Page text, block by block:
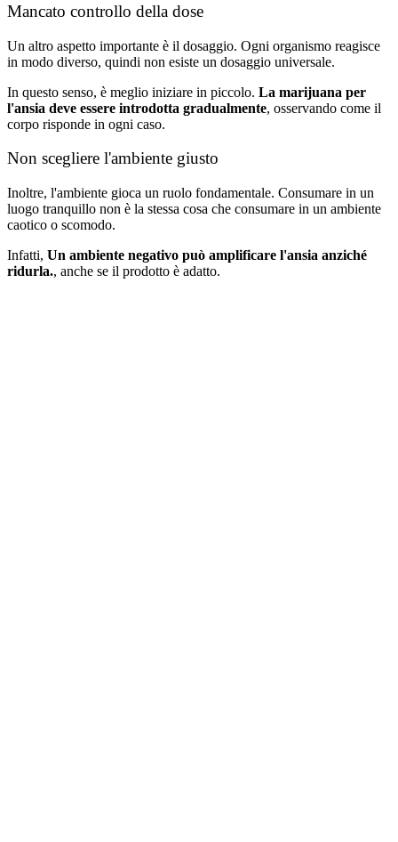
Mancato controllo della dose
Un altro aspetto importante è il dosaggio. Ogni organismo reagisce
in modo diverso, quindi non esiste un dosaggio universale.
In questo senso, è meglio iniziare in piccolo. La marijuana per
l'ansia deve essere introdotta gradualmente, osservando come il
corpo risponde in ogni caso.
Non scegliere l'ambiente giusto
Inoltre, l'ambiente gioca un ruolo fondamentale. Consumare in un
luogo tranquillo non è la stessa cosa che consumare in un ambiente
caotico o scomodo.
Infatti, Un ambiente negativo può amplificare l'ansia anziché
ridurla., anche se il prodotto è adatto.